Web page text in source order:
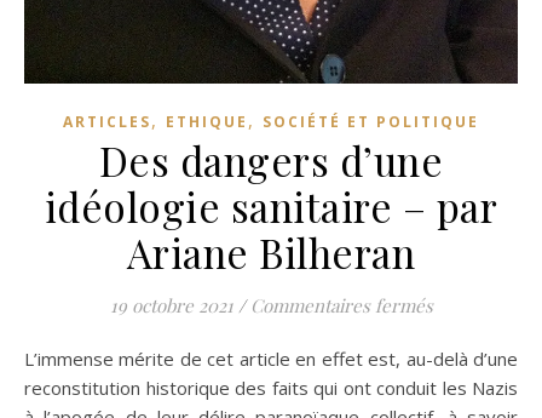
ARTICLES, ETHIQUE , SOCIÉTÉ ET POLITIQUE
Des dangers d’une
idéologie sanitaire – par
Ariane Bilheran
19 octobre 2021 / Commentaires ferméssur Des
L’immense mérite de cet article en effet est, au-delà d’une
reconstitution historique des faits qui ont conduit les Nazis